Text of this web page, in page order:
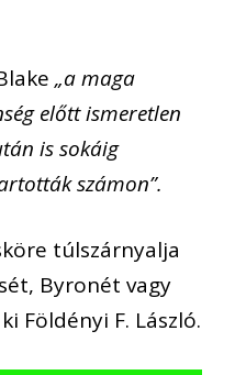
„a maga
előtt ismeretlen
is sokáig
számon”.
túlszárnyalja
Byronét vagy
Földényi F. László.